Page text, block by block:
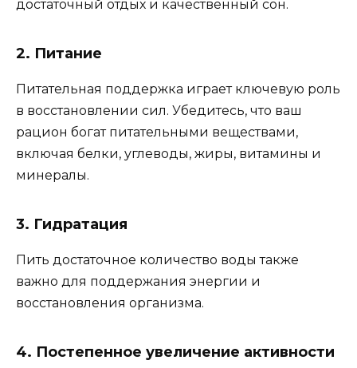
достаточный отдых и качественный сон.
2. Питание
Питательная поддержка играет ключевую роль
в восстановлении сил. Убедитесь, что ваш
рацион богат питательными веществами,
включая белки, углеводы, жиры, витамины и
минералы.
3. Гидратация
Пить достаточное количество воды также
важно для поддержания энергии и
восстановления организма.
4. Постепенное увеличение активности